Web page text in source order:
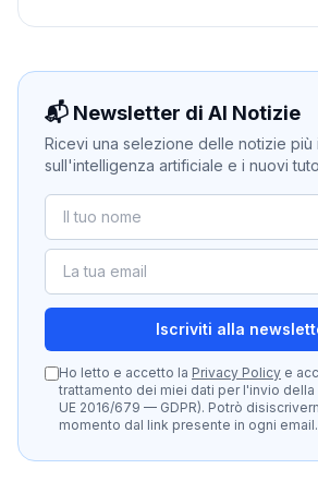
📬 Newsletter di AI Notizie
Ricevi una selezione delle notizie più
sull'intelligenza artificiale e i nuovi
Iscriviti alla
Ho letto e accetto la Privacy Policy e
trattamento dei miei dati per l'invio della
UE 2016/679 — GDPR). Potrò
momento dal link presente in ogni email.